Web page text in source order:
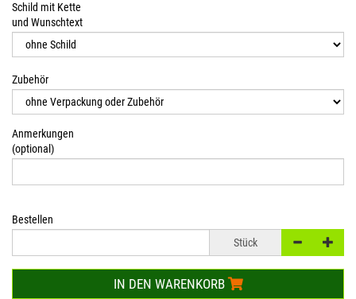
Schild mit Kette
und Wunschtext
Zubehör
Anmerkungen
(optional)
Bestellen
Stück
IN DEN WARENKORB